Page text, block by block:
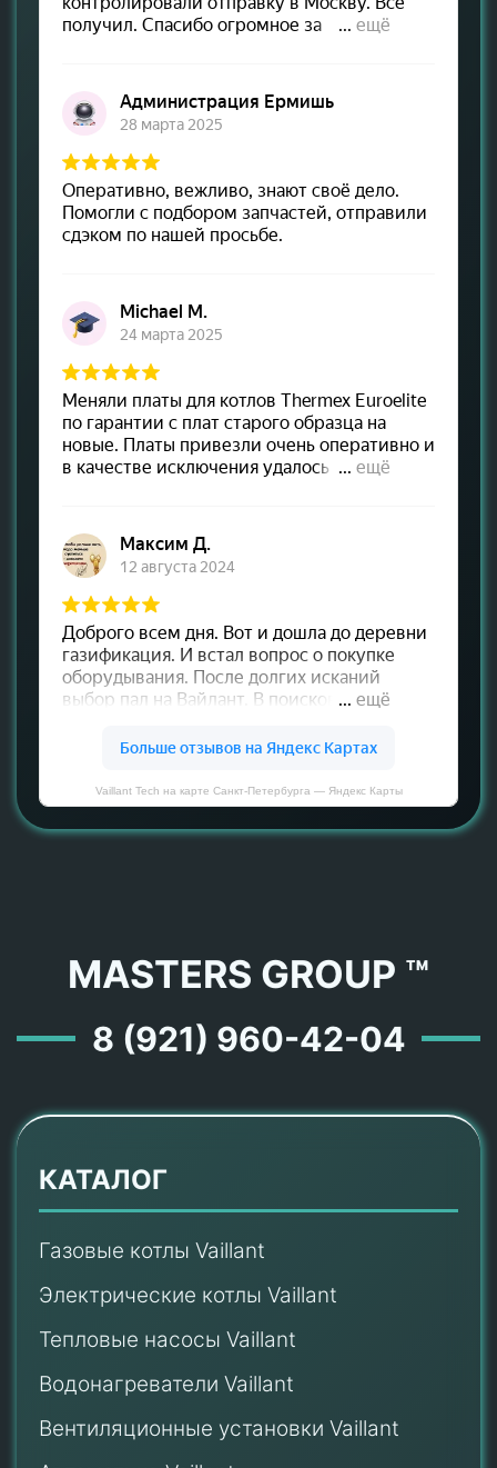
Vaillant Tech на карте Санкт‑Петербурга — Яндекс Карты
MASTERS GROUP ™
8 (921) 960-42-04
КАТАЛОГ
Газовые котлы Vaillant
Электрические котлы Vaillant
Тепловые насосы Vaillant
Водонагреватели Vaillant
Вентиляционные установки Vaillant